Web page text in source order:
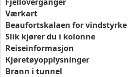
Værkart
Beaufortskalaen for vindstyrke
Slik kjører du i kolonne
Reiseinformasjon
Kjøretøyopplysninger
Brann i tunnel